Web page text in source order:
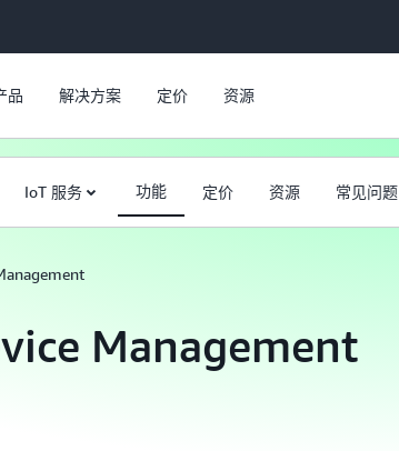
品 解决方案 定价 资源
IoT 服务 功能 定价 资源 常见问题
Management